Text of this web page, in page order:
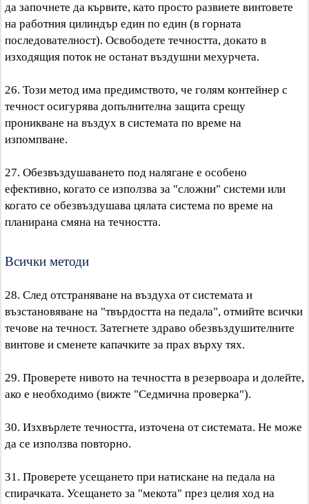
да започнете да кървите, като просто развиете винтовете
на работния цилиндър един по един (в горната
последователност). Освободете течността, докато в
изходящия поток не останат въздушни мехурчета.
26. Този метод има предимството, че голям контейнер с
течност осигурява допълнителна защита срещу
проникване на въздух в системата по време на
изпомпване.
27. Обезвъздушаването под налягане е особено
ефективно, когато се използва за "сложни" системи или
когато се обезвъздушава цялата система по време на
планирана смяна на течността.
Всички методи
28. След отстраняване на въздуха от системата и
възстановяване на "твърдостта на педала", отмийте всички
течове на течност. Затегнете здраво обезвъздушителните
винтове и сменете капачките за прах върху тях.
29. Проверете нивото на течността в резервоара и долейте,
ако е необходимо (вижте "Седмична проверка").
30. Изхвърлете течността, източена от системата. Не може
да се използва повторно.
31. Проверете усещането при натискане на педала на
спирачката. Усещането за "мекота" през целия ход на